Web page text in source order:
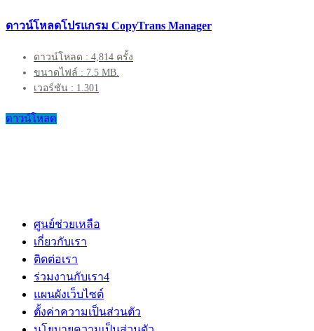
ดาวน์โหลดโปรแกรม CopyTrans Manager
ดาวน์โหลด : 4,814 ครั้ง
ขนาดไฟล์ : 7.5 MB.
เวอร์ชัน : 1.301
ดาวน์โหลด
ศูนย์ช่วยเหลือ
เกี่ยวกับเรา
ติดต่อเรา
ร่วมงานกับเรา4
แผนผังเว็บไซต์
ตั้งค่าความเป็นส่วนตัว